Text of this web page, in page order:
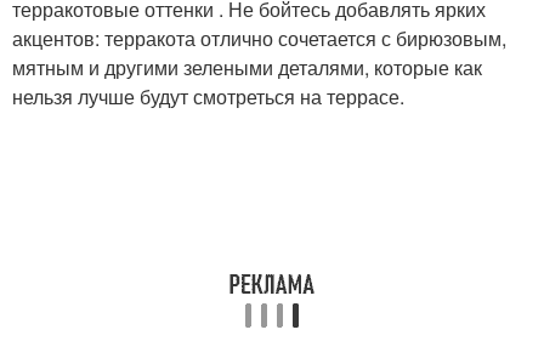
терракотовые оттенки . Не бойтесь добавлять ярких
акцентов: терракота отлично сочетается с бирюзовым,
мятным и другими зелеными деталями, которые как
нельзя лучше будут смотреться на террасе.